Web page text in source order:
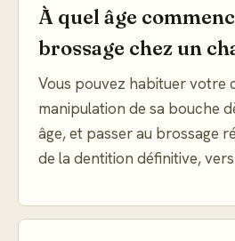
À quel âge
brossage chez un
Vous pouvez habituer votre
manipulation de sa bouche
âge, et passer au brossage
de la dentition définitive,